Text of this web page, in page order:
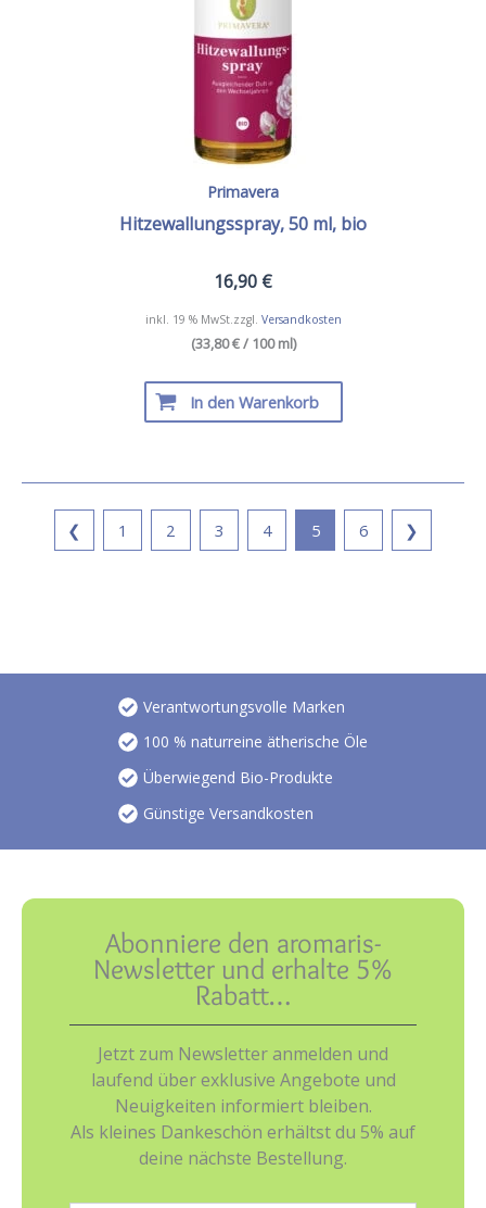
Primavera
Hitzewallungsspray, 50 ml, bio
16,90 €
inkl. 19 % MwSt. zzgl. Versandkosten
(33,80 € / 100 ml)
In den Warenkorb
❮ 1 2 3 4 5 6 ❯
Verantwortungsvolle Marken
100 % naturreine ätherische Öle
Überwiegend Bio-Produkte
Günstige Versandkosten
Abonniere den aromaris-
Newsletter und erhalte 5%
Rabatt…
Jetzt zum Newsletter anmelden und
laufend über exklusive Angebote und
Neuigkeiten informiert bleiben.
Als kleines Dankeschön erhältst du 5% auf
deine nächste Bestellung.